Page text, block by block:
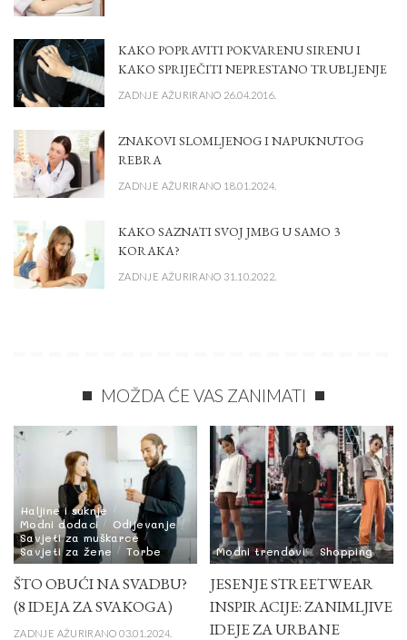
KAKO POPRAVITI POKVARENU SIRENU I
KAKO SPRIJEČITI NEPRESTANO TRUBLJENJE
ZADNJE AŽURIRANO 26.04.2016.
ZNAKOVI SLOMLJENOG I NAPUKNUTOG
REBRA
ZADNJE AŽURIRANO 18.01.2024.
KAKO SAZNATI SVOJ JMBG U SAMO 3
KORAKA?
ZADNJE AŽURIRANO 31.10.2022.
MOŽDA ĆE VAS ZANIMATI
Haljine i suknje
Modni dodaci
Odijevanje
Savjeti za muškarce
Savjeti za žene
Torbe
ŠTO OBUĆI NA SVADBU?
(8 IDEJA ZA SVAKOGA)
ZADNJE AŽURIRANO 03.01.2024.
Modni trendovi Shopping
JESENJE STREETWEAR
INSPIRACIJE: ZANIMLJIVE
IDEJE ZA URBANE